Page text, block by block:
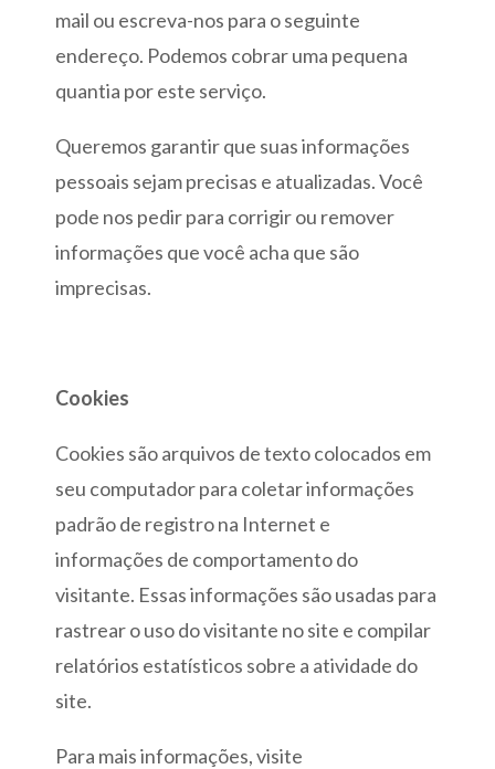
mail ou escreva-nos para o seguinte
endereço. Podemos cobrar uma pequena
quantia por este serviço.
Queremos garantir que suas informações
pessoais sejam precisas e atualizadas. Você
pode nos pedir para corrigir ou remover
informações que você acha que são
imprecisas.
Cookies
Cookies são arquivos de texto colocados em
seu computador para coletar informações
padrão de registro na Internet e
informações de comportamento do
visitante. Essas informações são usadas para
rastrear o uso do visitante no site e compilar
relatórios estatísticos sobre a atividade do
site.
Para mais informações, visite